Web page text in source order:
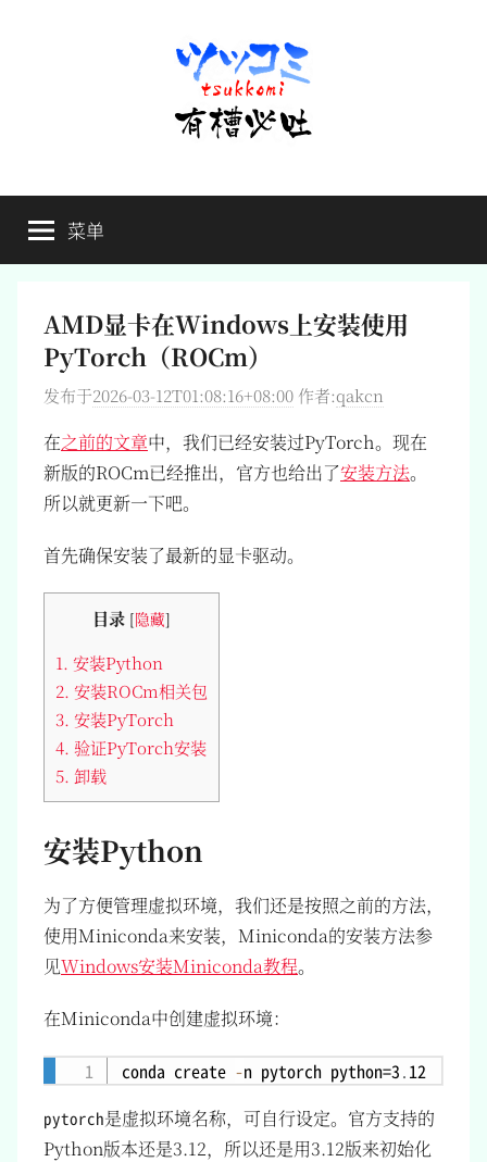
有
槽
必
吐
槽，
毋
菜单
AMD显卡在Windows上安装使用
PyTorch（ROCm）
发布于2026-03-12T01:08:16+08:00 作者:qakcn
在之前的文章中，我们已经安装过PyTorch。现在
新版的ROCm已经推出，官方也给出了安装方法。
所以就更新一下吧。
首先确保安装了最新的显卡驱动。
目录 [隐藏]
1. 安装Python
2. 安装ROCm相关包
3. 安装PyTorch
4. 验证PyTorch安装
5. 卸载
安装Python
为了方便管理虚拟环境，我们还是按照之前的方法，
使用Miniconda来安装，Miniconda的安装方法参
见Windows安装Miniconda教程。
在Miniconda中创建虚拟环境：
conda create -n pytorch python=3. 12
Copy
pytorch是虚拟环境名称，可自行设定。官方支持的
Python版本还是3.12，所以还是用3.12版来初始化